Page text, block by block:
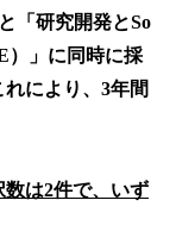
「研究開発とSo
）」に同時に採
により、3年間
数は2件で、いず